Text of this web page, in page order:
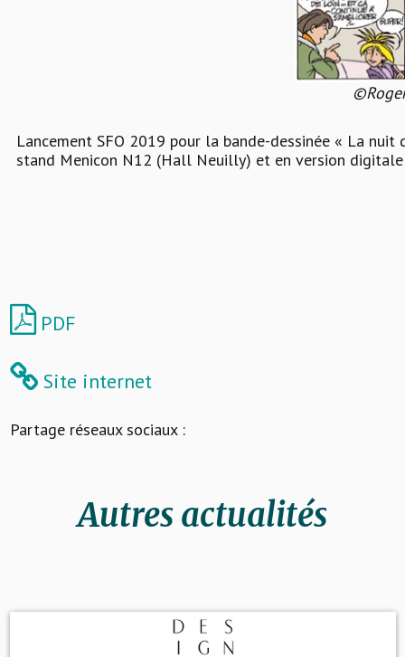
Lancement SFO 2019 pour la bande-dessinée « La
stand Menicon N12 (Hall Neuilly) et en version
PDF
Site internet
Partage réseaux sociaux :
Autres actualités